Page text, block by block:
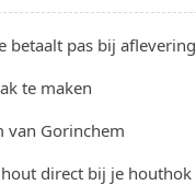
pas bij aflevering
te maken
van Gorinchem
direct bij je houthok